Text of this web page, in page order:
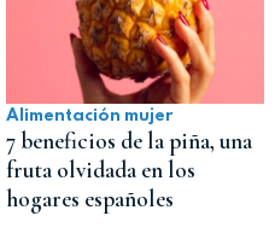
Alimentación mujer
7 beneficios de la piña, una
fruta olvidada en los
hogares españoles